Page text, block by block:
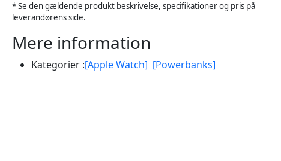
* Se den gældende produkt beskrivelse, specifikationer og pris på
leverandørens side.
Mere information
Kategorier :[Apple Watch] [Powerbanks]